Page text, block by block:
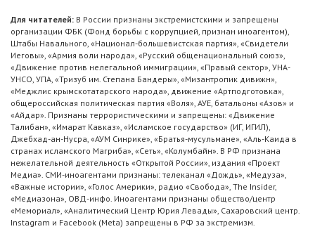
Для читателей: В России признаны экстремистскими и запрещены
организации ФБК (Фонд борьбы с коррупцией, признан иноагентом),
Штабы Навального, «Национал-большевистская партия», «Свидетели
Иеговы», «Армия воли народа», «Русский общенациональный союз»,
«Движение против нелегальной иммиграции», «Правый сектор», УНА-
УНСО, УПА, «Тризуб им. Степана Бандеры», «Мизантропик дивижн»,
«Меджлис крымскотатарского народа», движение «Артподготовка»,
общероссийская политическая партия «Воля», АУЕ, батальоны «Азов» и
«Айдар». Признаны террористическими и запрещены: «Движение
Талибан», «Имарат Кавказ», «Исламское государство» (ИГ, ИГИЛ),
Джебхад-ан-Нусра, «АУМ Синрике», «Братья-мусульмане», «Аль-Каида в
странах исламского Магриба», «Сеть», «Колумбайн». В РФ признана
нежелательной деятельность «Открытой России», издания «Проект
Медиа». СМИ-иноагентами признаны: телеканал «Дождь», «Медуза»,
«Важные истории», «Голос Америки», радио «Свобода», The Insider,
«Медиазона», ОВД-инфо. Иноагентами признаны общество/центр
«Мемориал», «Аналитический Центр Юрия Левады», Сахаровский центр.
Instagram и Facebook (Metа) запрещены в РФ за экстремизм.